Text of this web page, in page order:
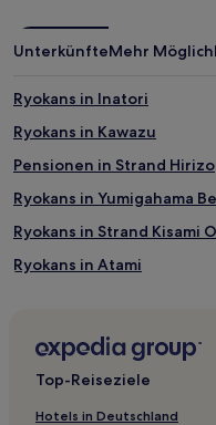
UnterkünfteMehr
Ryokans in Inatori
Ryokans in Kawazu
Pensionen in Strand Hirizo
Ryokans in Yumigahama
Ryokans in Strand Kisami
Ryokans in Atami
Ryokans in Higashiizu
Top-Reiseziele
Hotels in Deutschland